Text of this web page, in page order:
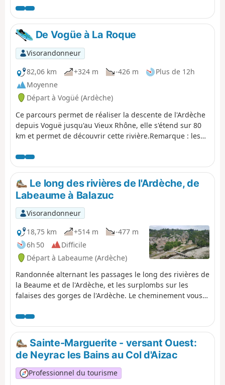
De Vogüe à La Roque
Visorandonneur
82,06 km
+324 m -426 m
Plus de 12h
Moyenne
Départ à Vogüé (Ardèche)
Ce parcours permet de réaliser la descente de l'Ardèche
depuis Voguë jusqu'au Vieux Rhône, elle s'étend sur 80
km et permet de découvrir cette rivière.Remarque : les
relevés faits dans les gorges. Le vrai dénivelé étant de
140 m négatifs.
Le long des rivières de l'Ardèche, de
Labeaume à Balazuc
Visorandonneur
18,75 km
+514 m
-477 m
6h 50
Difficile
Départ à Labeaume (Ardèche)
Randonnée alternant les passages le long des rivières de
la Beaume et de l'Ardèche, et les surplombs sur les
falaises des gorges de l'Ardèche. Le cheminement vous
Vieil-Audon et de Balazuc, ainsi que les bourgades de
Ruoms, Pradons et Chauzon.
Sainte-Marguerite - versant Ouest:
de Neyrac les Bains au Col d'Aizac
Professionnel du tourisme